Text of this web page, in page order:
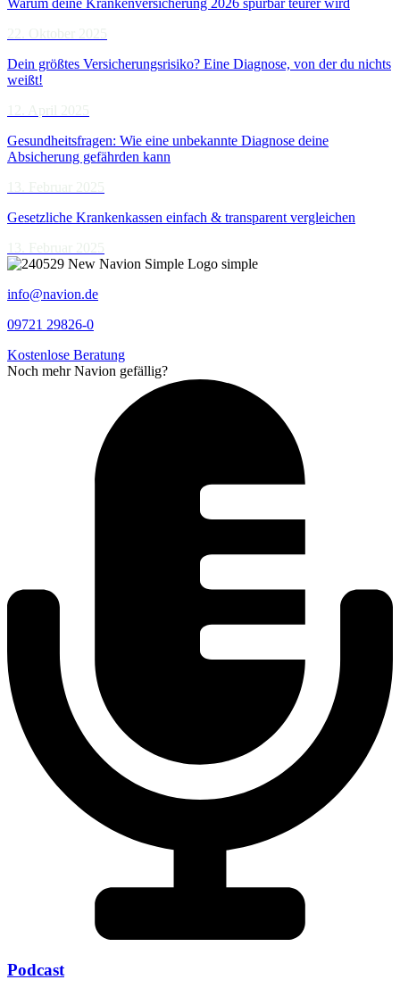
Dein größtes Versicherungsrisiko? Eine Diagnose, von der du nichts
weißt!
Gesundheitsfragen: Wie eine unbekannte Diagnose deine
Absicherung gefährden kann
Gesetzliche Krankenkassen einfach & transparent vergleichen
info@navion.de
09721 29826-0
Kostenlose Beratung
Noch mehr Navion gefällig?
Podcast